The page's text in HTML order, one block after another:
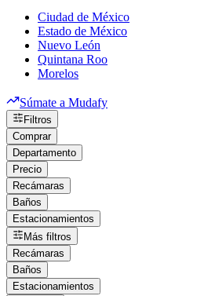
Ciudad de México
Estado de México
Nuevo León
Quintana Roo
Morelos
Súmate a Mudafy
Filtros
Comprar
Departamento
Precio
Recámaras
Baños
Estacionamientos
Más filtros
Recámaras
Baños
Estacionamientos